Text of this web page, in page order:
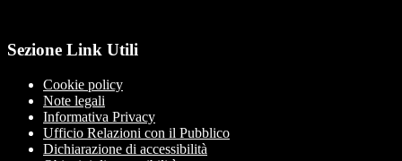
Sezione Link Utili
Cookie policy
Note legali
Informativa Privacy
Ufficio Relazioni con il Pubblico
Dichiarazione di accessibilità